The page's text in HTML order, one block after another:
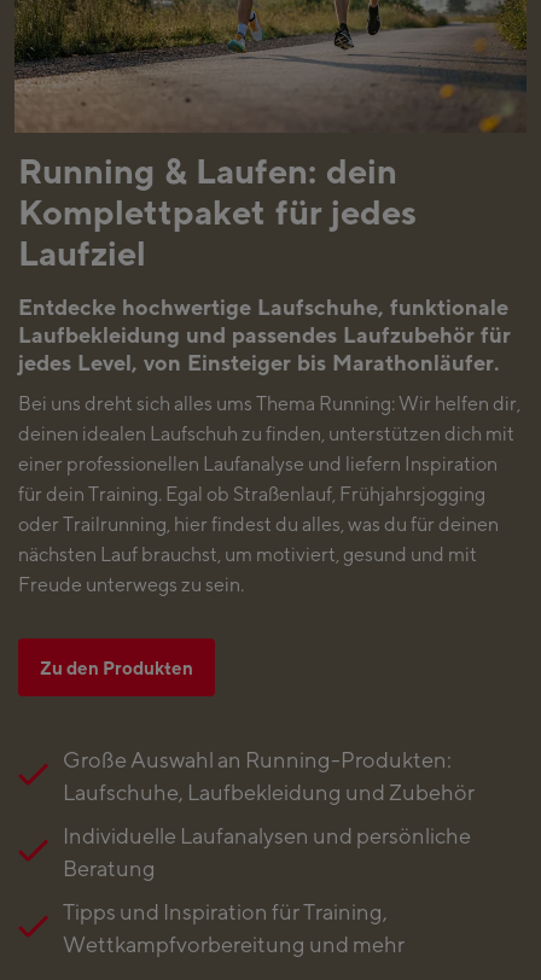
Running & Laufen: dein
Komplettpaket für jedes
Laufziel
Entdecke hochwertige Laufschuhe, funktionale
Laufbekleidung und passendes Laufzubehör für
jedes Level, von Einsteiger bis Marathonläufer.
Bei uns dreht sich alles ums Thema Running: Wir helfen dir,
deinen idealen Laufschuh zu finden, unterstützen dich mit
einer professionellen Laufanalyse und liefern Inspiration
für dein Training. Egal ob Straßenlauf, Frühjahrsjogging
oder Trailrunning, hier findest du alles, was du für deinen
nächsten Lauf brauchst, um motiviert, gesund und mit
Freude unterwegs zu sein.
Zu den Produkten
Große Auswahl an Running-Produkten:
Laufschuhe, Laufbekleidung und Zubehör
Individuelle Laufanalysen und persönliche
Beratung
Tipps und Inspiration für Training,
Wettkampfvorbereitung und mehr